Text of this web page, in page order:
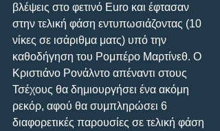
βλέψεις στο φετινό Euro και έφτασαν
στην τελική φάση εντυπωσιάζοντας (10
νίκες σε ισάριθμα ματς) υπό την
καθοδήγηση του Ρομπέρο Μαρτίνεθ. Ο
Κριστιάνο Ρονάλντο απέναντι στους
Τσέχους θα δημιουργήσει ένα ακόμη
ρεκόρ, αφού θα συμπληρώσει 6
διαφορετικές παρουσίες σε τελική φάση